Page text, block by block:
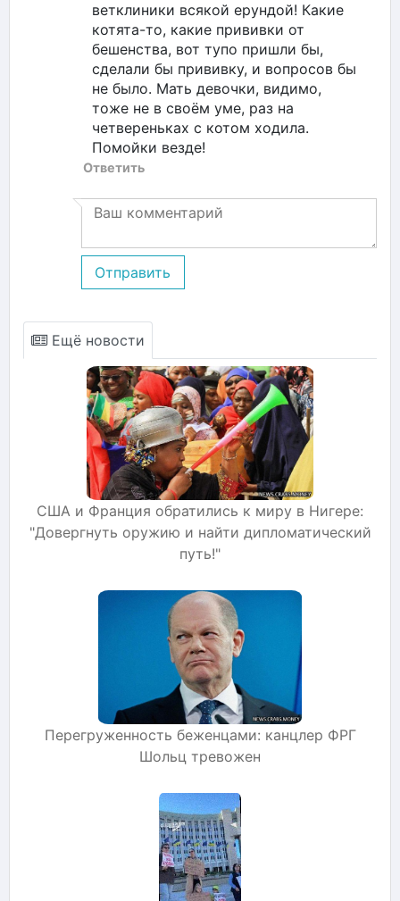
ветклиники всякой ерундой! Какие
котята-то, какие прививки от
бешенства, вот тупо пришли бы,
сделали бы прививку, и вопросов бы
не было. Мать девочки, видимо,
тоже не в своём уме, раз на
четвереньках с котом ходила.
Помойки везде!
Ответить
Отправить
Ещё новости
США и Франция обратились к миру в Нигере:
"Довергнуть оружию и найти дипломатический
путь!"
Перегруженность беженцами: канцлер ФРГ
Шольц тревожен